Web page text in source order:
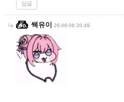
답글
쌕유이 26-06-08 20:49